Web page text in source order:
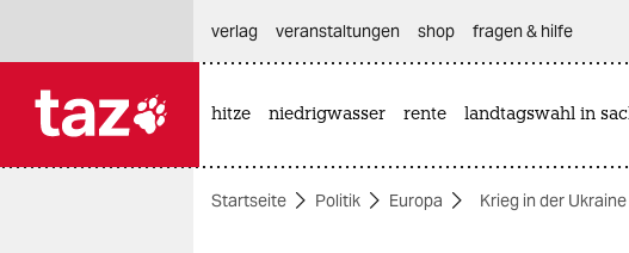
themen
verlag
veranstaltungen shop fragen & hilfe
hitze niedrigwasser rente landtagswahl in
Startseite Politik Europa Krieg in der Ukraine